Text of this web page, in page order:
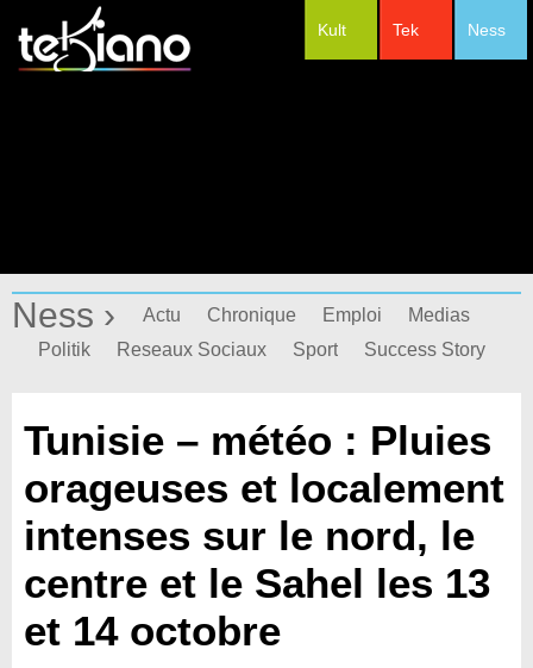
Ness
Tek
Kult
Ness › Actu Chronique Emploi
Medias
Politik
Reseaux Sociaux Sport Success Story
Tunisie – météo : Pluies
orageuses et localement
intenses sur le nord, le
centre et le Sahel les 13
et 14 octobre